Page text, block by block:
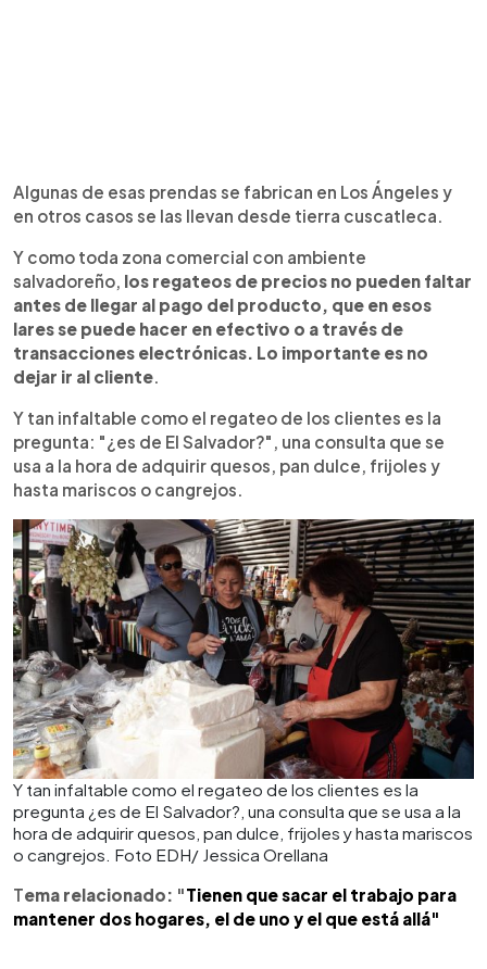
Algunas de esas prendas se fabrican en Los Ángeles y
en otros casos se las llevan desde tierra cuscatleca.
Y como toda zona comercial con ambiente
salvadoreño, los regateos de precios no pueden faltar
antes de llegar al pago del producto, que en esos
lares se puede hacer en efectivo o a través de
transacciones electrónicas. Lo importante es no
dejar ir al cliente.
Y tan infaltable como el regateo de los clientes es la
pregunta: "¿es de El Salvador?", una consulta que se
usa a la hora de adquirir quesos, pan dulce, frijoles y
hasta mariscos o cangrejos.
Y tan infaltable como el regateo de los clientes es la
pregunta ¿es de El Salvador?, una consulta que se usa a la
hora de adquirir quesos, pan dulce, frijoles y hasta mariscos
o cangrejos. Foto EDH/ Jessica Orellana
Tema relacionado: "Tienen que sacar el trabajo para
mantener dos hogares, el de uno y el que está allá"